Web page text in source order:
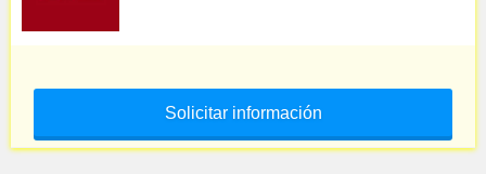
Solicitar información